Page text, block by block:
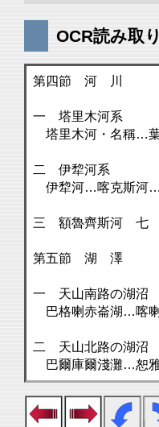
OCR読み取
第四節 河 川
一 塔里木河系
塔里木河・名稱…
二 伊犂河系
伊犂河…喀克斯河
三 額魯齊斯河 七
第五節 湖 澤
一 天山南路の湖沼
巴格喇赤崙湖…喀
二 天山北路の湖沼
巴爾庫爾淺灘…恕